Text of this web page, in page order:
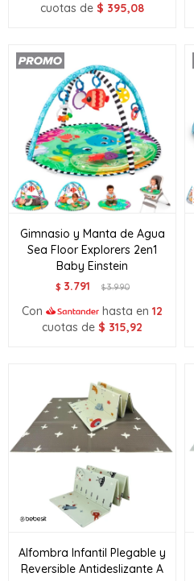
cuotas de $ 395,08
Gimnasio y Manta de Agua
Sea Floor Explorers 2en1
Baby Einstein
$ 3.791 $3.990
Con hasta en 12
cuotas de $ 315,92
Alfombra Infantil Plegable y
Reversible Antideslizante A